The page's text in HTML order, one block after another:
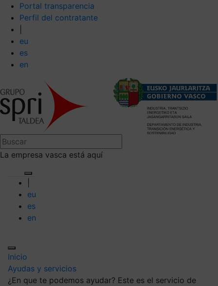
Portal transparencia
Perfil del contratante
eu
es
en
La empresa vasca está aquí
eu
es
en
Inicio
Ayudas y servicios
¿En que te podemos ayudar? Este es el servicio de